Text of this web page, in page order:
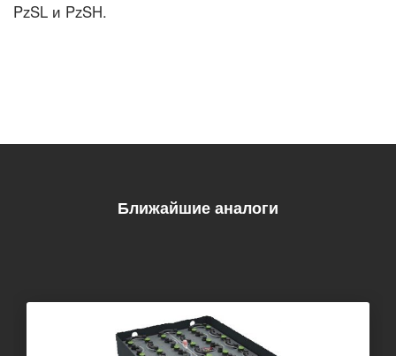
PzSL и PzSH.
Ближайшие аналоги